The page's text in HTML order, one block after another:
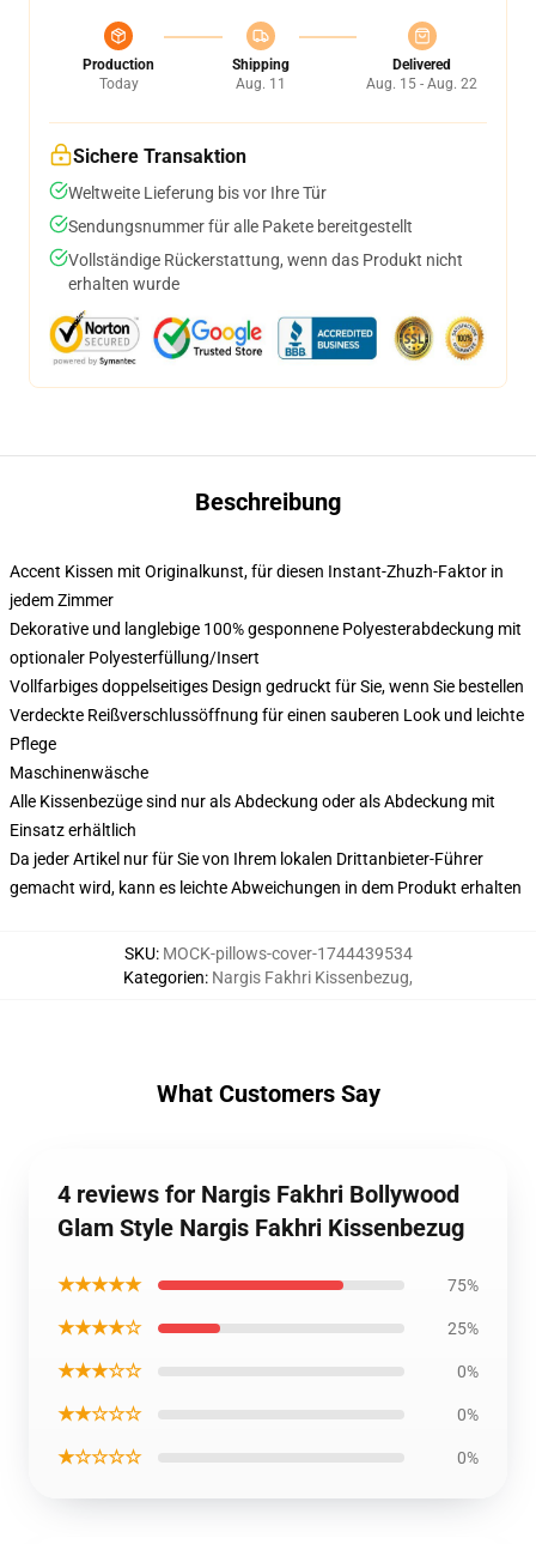
Production
Today
Shipping
Aug. 11
Delivered
Aug. 15 - Aug. 22
Sichere Transaktion
Weltweite Lieferung bis vor Ihre Tür
Sendungsnummer für alle Pakete bereitgestellt
Vollständige Rückerstattung, wenn das Produkt nicht
erhalten wurde
Beschreibung
Accent Kissen mit Originalkunst, für diesen Instant-Zhuzh-Faktor in
jedem Zimmer
Dekorative und langlebige 100% gesponnene Polyesterabdeckung mit
optionaler Polyesterfüllung/Insert
Vollfarbiges doppelseitiges Design gedruckt für Sie, wenn Sie bestellen
Verdeckte Reißverschlussöffnung für einen sauberen Look und leichte
Pflege
Maschinenwäsche
Alle Kissenbezüge sind nur als Abdeckung oder als Abdeckung mit
Einsatz erhältlich
Da jeder Artikel nur für Sie von Ihrem lokalen Drittanbieter-Führer
gemacht wird, kann es leichte Abweichungen in dem Produkt erhalten
SKU: MOCK-pillows-cover-1744439534
Kategorien: Nargis Fakhri Kissenbezug,
What Customers Say
4 reviews for Nargis Fakhri Bollywood
Glam Style Nargis Fakhri Kissenbezug
★★★★★ 75%
★★★★☆ 25%
★★★☆☆ 0%
★★☆☆☆ 0%
★☆☆☆☆ 0%